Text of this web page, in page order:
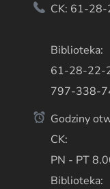
CK: 61-
Biblioteka:
61-28-22-
797-338-
Godziny
CK:
PN - PT
Biblioteka: